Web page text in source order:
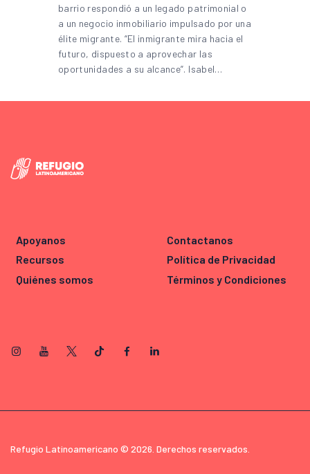
barrio respondió a un legado patrimonial o
a un negocio inmobiliario impulsado por una
élite migrante. “El inmigrante mira hacia el
futuro, dispuesto a aprovechar las
oportunidades a su alcance”. Isabel…
Apoyanos
Recursos
Quiénes somos
Contactanos
Política de Privacidad
Términos y Condiciones
Refugio Latinoamericano © 2026. Derechos reservados.